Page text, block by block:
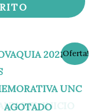
¡Oferta!
AGOTADO
precio
€.
El
precio
es:
3,40 €.